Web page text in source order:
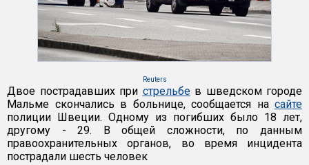
Reuters
Двое пострадавших при стрельбев шведском городе
Мальме скончались в больнице, сообщается на сайте
полиции Швеции. Одному из погибших было 18 лет,
другому - 29. В общей сложности, по данным
правоохранительных органов, во время инцидента
пострадали шесть человек